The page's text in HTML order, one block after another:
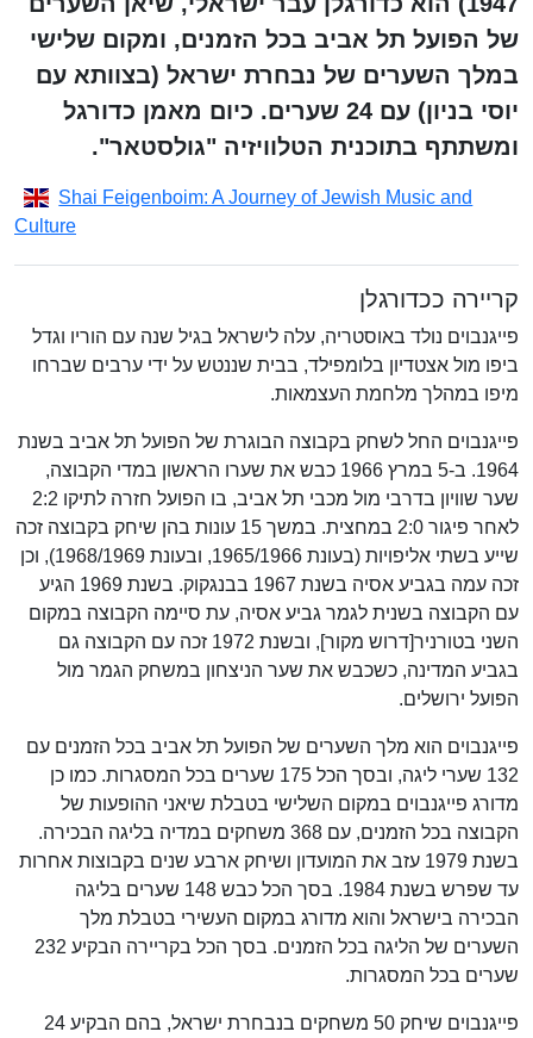
של הפועל תל אביב בכל הזמנים, ומקום שלישי
במלך השערים של נבחרת ישראל (בצוותא עם
יוסי בניון) עם 24 שערים. כיום מאמן כדורגל
ומשתתף בתוכנית הטלוויזיה "גולסטאר".
Shai Feigenboim: A Journey of Jewish Music and
Culture
קריירה ככדורגלן
פייגנבוים נולד באוסטריה, עלה לישראל בגיל שנה עם הוריו וגדל
ביפו מול אצטדיון בלומפילד, בבית שננטש על ידי ערבים שברחו
מיפו במהלך מלחמת העצמאות.
פייגנבוים החל לשחק בקבוצה הבוגרת של הפועל תל אביב בשנת
1964. ב-5 במרץ 1966 כבש את שערו הראשון במדי הקבוצה,
שער שוויון בדרבי מול מכבי תל אביב, בו הפועל חזרה לתיקו 2:2
לאחר פיגור 2:0 במחצית. במשך 15 עונות בהן שיחק בקבוצה זכה
שייע בשתי אליפויות (בעונת 1965/1966, ובעונת 1968/1969), וכן
זכה עמה בגביע אסיה בשנת 1967 בבנגקוק. בשנת 1969 הגיע
עם הקבוצה בשנית לגמר גביע אסיה, עת סיימה הקבוצה במקום
השני בטורניר[דרוש מקור], ובשנת 1972 זכה עם הקבוצה גם
בגביע המדינה, כשכבש את שער הניצחון במשחק הגמר מול
הפועל ירושלים.
פייגנבוים הוא מלך השערים של הפועל תל אביב בכל הזמנים עם
132 שערי ליגה, ובסך הכל 175 שערים בכל המסגרות. כמו כן
מדורג פייגנבוים במקום השלישי בטבלת שיאני ההופעות של
הקבוצה בכל הזמנים, עם 368 משחקים במדיה בליגה הבכירה.
בשנת 1979 עזב את המועדון ושיחק ארבע שנים בקבוצות אחרות
עד שפרש בשנת 1984. בסך הכל כבש 148 שערים בליגה
הבכירה בישראל והוא מדורג במקום העשירי בטבלת מלך
השערים של הליגה בכל הזמנים. בסך הכל בקריירה הבקיע 232
שערים בכל המסגרות.
פייגנבוים שיחק 50 משחקים בנבחרת ישראל, בהם הבקיע 24